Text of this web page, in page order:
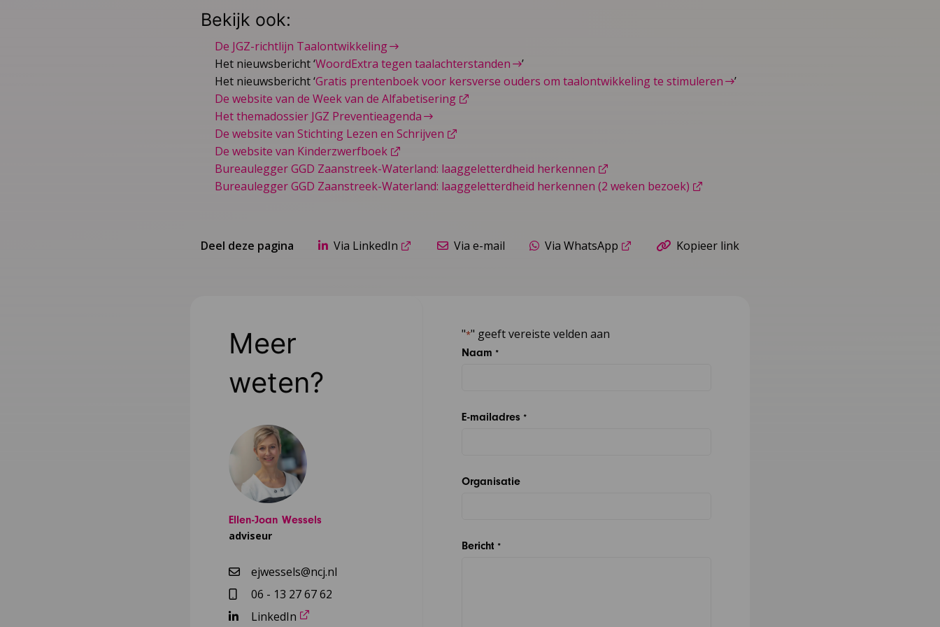
Bekijk ook:
De JGZ-richtlijn Taalontwikkeling
Het nieuwsbericht ‘WoordExtra tegen taalachterstanden
’
Het nieuwsbericht ‘Gratis prentenboek voor kersverse ouders om taalontwikkeling te stimuleren
’
De website van de Week van de Alfabetisering
Het themadossier JGZ Preventieagenda
De website van Stichting Lezen en Schrijven
De website van Kinderzwerfboek
Bureaulegger GGD Zaanstreek-Waterland: laaggeletterdheid herkennen
Bureaulegger GGD Zaanstreek-Waterland: laaggeletterdheid herkennen (2 weken bezoek)
Deel deze pagina Via LinkedIn Via e-mail Via WhatsApp Kopieer link
Meer
weten?
Ellen-Joan Wessels
adviseur
ejwessels@ncj.nl
06 - 13 27 67 62
LinkedIn
"*" geeft vereiste velden aan
Naam *
E-mailadres *
Organisatie
Bericht *